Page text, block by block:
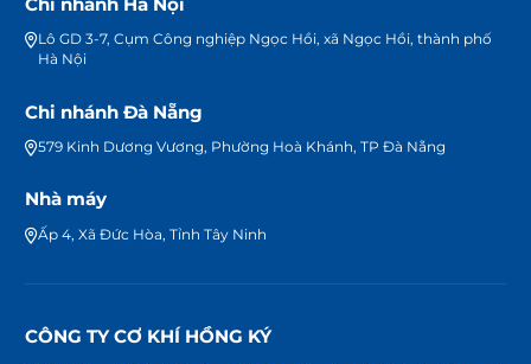
Lô GD 3-7, Cụm Công nghiệp Ngọc Hồi, xã Ngọc Hồi, thành phố
Hà Nội
Chi nhánh Đà Nẵng
579 Kinh Dương Vương, Phường Hoà Khánh, TP Đà Nẵng
Nhà máy
Ấp 4, Xã Đức Hòa, Tỉnh Tây Ninh
CÔNG TY CƠ KHÍ HỒNG KÝ